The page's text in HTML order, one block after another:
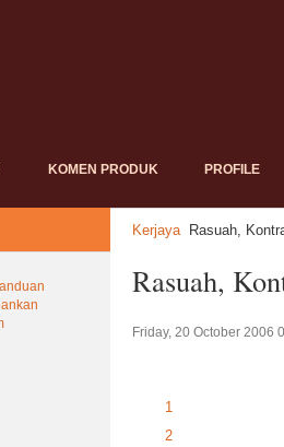
KOMEN PRODUK PROFILE
Kerjaya Rasuah,
Rasuah,
Friday, 20 October 2006
1
2